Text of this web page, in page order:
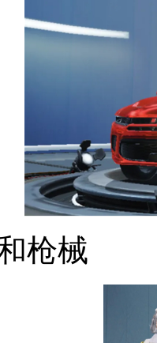
枪械